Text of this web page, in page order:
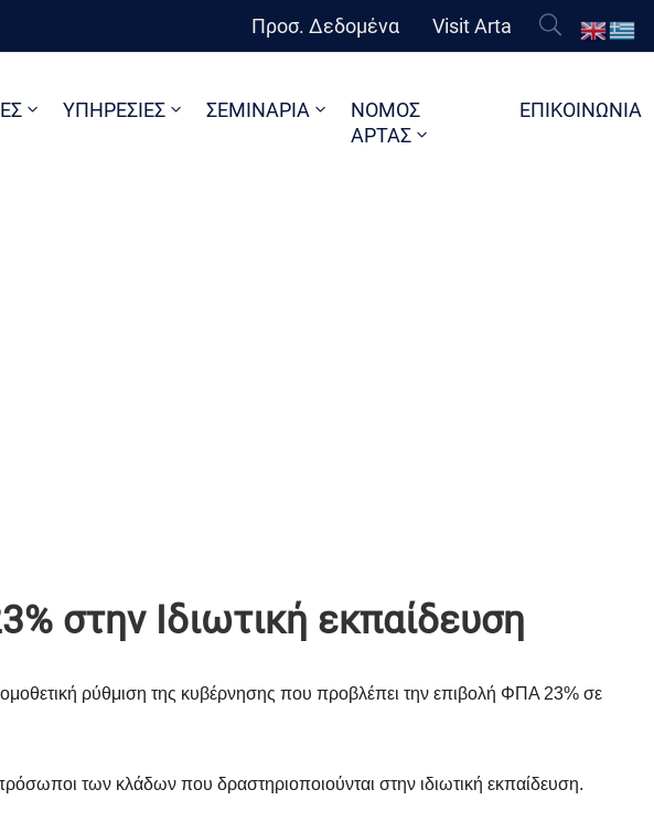
Προσ. Δεδομένα Visit Arta
ΥΠΗΡΕΣΙΕΣ ΣΕΜΙΝΑΡΙΑ
ΝΟΜΟΣ
ΑΡΤΑΣ
ΕΠΙΚΟΙΝΩΝΙΑ
στην Ιδιωτική εκπαίδευση
ρύθμιση της κυβέρνησης που προβλέπει την επιβολή ΦΠΑ 23% σε
των κλάδων που δραστηριοποιούνται στην ιδιωτική εκπαίδευση.